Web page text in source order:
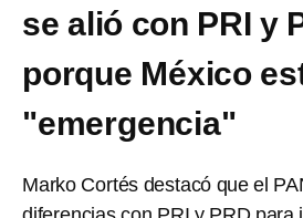
se alió con PRI y
porque México
"emergencia"
Marko Cortés destacó que el